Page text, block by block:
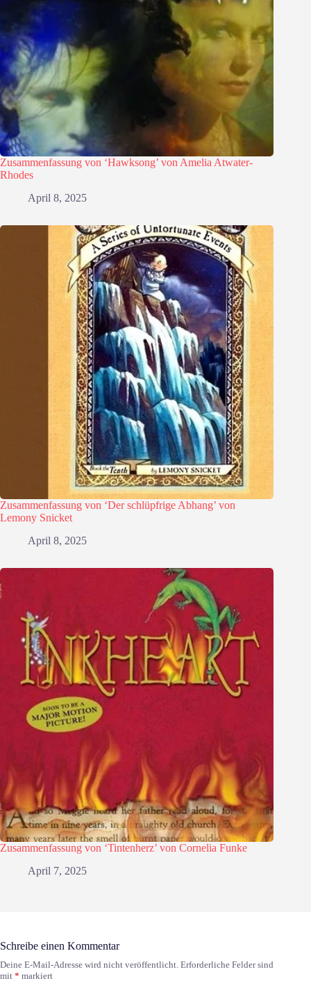
Zusammenfassung von ‘Hawksong’ von Amelia Atwater-
Rhodes
April 8, 2025
Zusammenfassung von ‘Der schlüpfrige Abhang’ von
Lemony Snicket
April 8, 2025
Zusammenfassung von ‘Tintenherz’ von Cornelia Funke
April 7, 2025
Schreibe einen Kommentar
Deine E-Mail-Adresse wird nicht veröffentlicht. Erforderliche Felder sind
mit * markiert